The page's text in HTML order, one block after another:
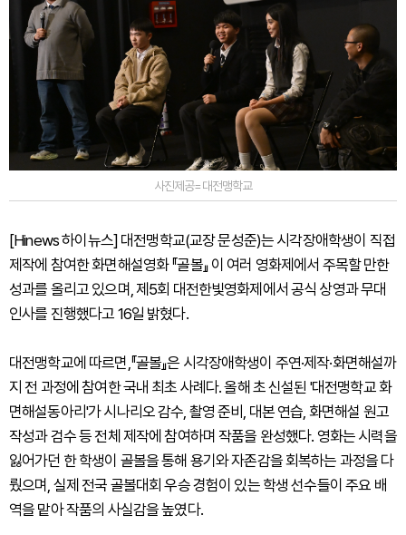
사진제공=대전맹학교
[Hinews 하이뉴스] 대전맹학교(교장 문성준)는 시각장애학생이 직접
제작에 참여한 화면해설영화 『골볼』 이 여러 영화제에서 주목할 만한
성과를 올리고 있으며, 제5회 대전한빛영화제에서 공식 상영과 무대
인사를 진행했다고 16일 밝혔다.
대전맹학교에 따르면,『골볼』은 시각장애학생이 주연·제작·화면해설까
지 전 과정에 참여한 국내 최초 사례다. 올해 초 신설된 '대전맹학교 화
면해설동아리'가 시나리오 감수, 촬영 준비, 대본 연습, 화면해설 원고
작성과 검수 등 전체 제작에 참여하며 작품을 완성했다. 영화는 시력을
잃어가던 한 학생이 골볼을 통해 용기와 자존감을 회복하는 과정을 다
뤘으며, 실제 전국 골볼대회 우승 경험이 있는 학생 선수들이 주요 배
역을 맡아 작품의 사실감을 높였다.